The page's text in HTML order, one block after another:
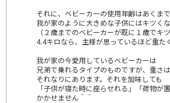
それに、ベビーカーの使用年齢はあくま
我が家のように大きめな子供にはキツく
（２歳までのベビーカーが既に１歳でキツ
4.4キロなら、主様が思っているほど重た
我が家の今愛用しているベビーカーは
兄弟で乗れるタイプのものですが、重さ
それなりにあります。それを加味しても
「子供が寝た時に座らせれる」「荷物が
かかせません＾＾